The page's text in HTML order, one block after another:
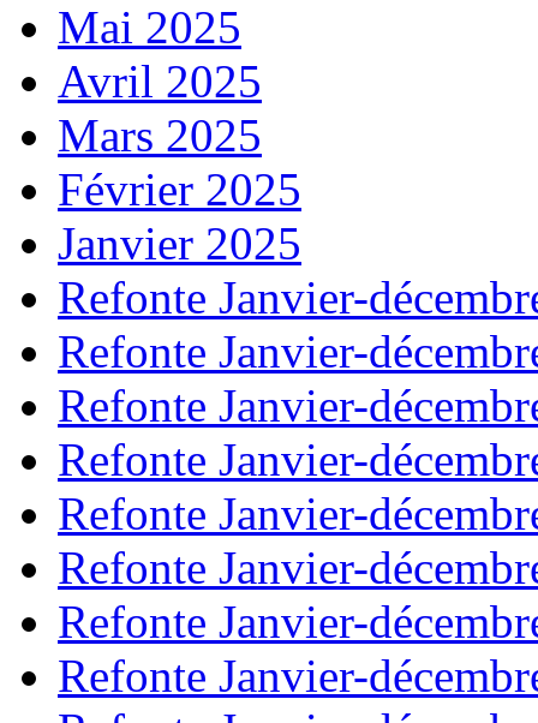
Mai 2025
Avril 2025
Mars 2025
Février 2025
Janvier 2025
Refonte Janvier-
Refonte Janvier-
Refonte Janvier-
Refonte Janvier-
Refonte Janvier-
Refonte Janvier-
Refonte Janvier-
Refonte Janvier-